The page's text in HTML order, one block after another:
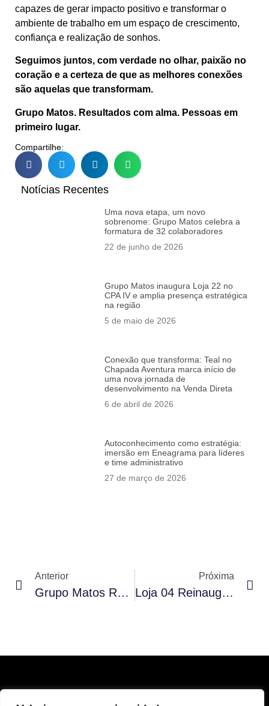
capazes de gerar impacto positivo e transformar o
ambiente de trabalho em um espaço de crescimento,
confiança e realização de sonhos.
Seguimos juntos, com verdade no olhar, paixão no
coração e a certeza de que as melhores conexões
são aquelas que transformam.
Grupo Matos. Resultados com alma. Pessoas em
primeiro lugar.
Compartilhe:
Notícias Recentes
Uma nova etapa, um novo
sobrenome: Grupo Matos celebra a
formatura de 32 colaboradores
22 de junho de 2026
Grupo Matos inaugura Loja 22 no
CPA IV e amplia presença estratégica
na região
5 de maio de 2026
Conexão que transforma: Teal no
Chapada Aventura marca início de
uma nova jornada de
desenvolvimento na Venda Direta
6 de abril de 2026
Autoconhecimento como estratégia:
imersão em Eneagrama para líderes
e time administrativo
27 de março de 2026
Anterior
Grupo Matos Recebe Franqueados Do Paraná Para Troca De Experiências Sobre Alta Performance E Cultura Organizacional
Próxima
Loja 04 Reinaugurada: Tradição E Encanto Em Um Novo Capítulo No Centro De Cuiabá